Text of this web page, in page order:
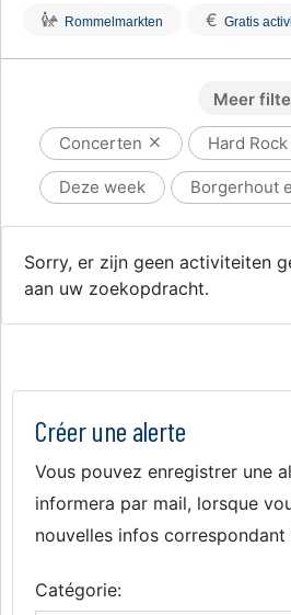
Rommelmarkten € Gratis
Meer
Concerten Hard Rock
Deze week Borgerhout
Sorry, er zijn geen activiteiten
aan uw zoekopdracht.
Créer une alerte
Vous pouvez enregistrer une
informera par mail, lorsque
nouvelles infos
Catégorie: